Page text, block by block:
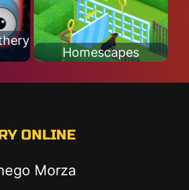
Homescapes
ONLINE
Morza